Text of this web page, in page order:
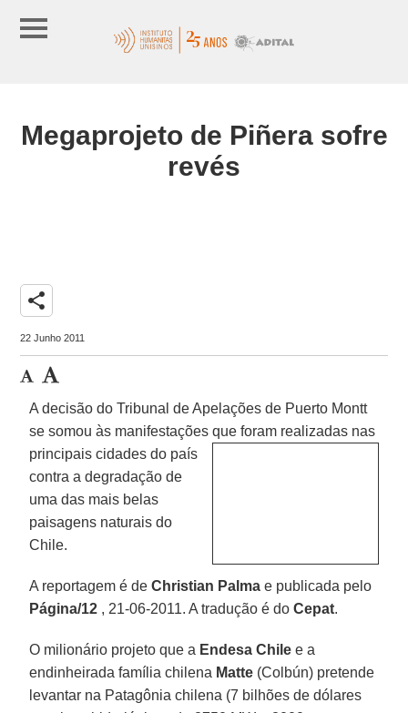
Megaprojeto de Piñera sofre
revés
share
22 Junho 2011
A decisão do Tribunal de Apelações de Puerto Montt
se somou às manifestações que foram realizadas nas
principaiscidades do país
contra a degradação de
uma das mais belas
paisagens naturais do
Chile.
A reportagem é deChristian Palma e publicada pelo
Página/12 , 21-06-2011. A tradução é doCepat.
O milionário projeto que a Endesa Chile e a
endinheirada família chilena Matte (Colbún) pretende
levantar na Patagônia chilena (7 bilhões de dólares